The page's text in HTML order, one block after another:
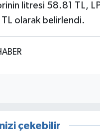
litresi 58.81 TL,
olarak belirlendi.
çekebilir